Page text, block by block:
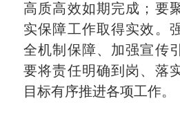
高质高效如期完成；要
实保障工作取得实效。
全机制保障、加强宣传
要将责任明确到岗、落
目标有序推进各项工作。